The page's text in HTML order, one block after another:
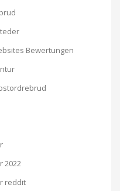
Bewertungen
2022
reddit